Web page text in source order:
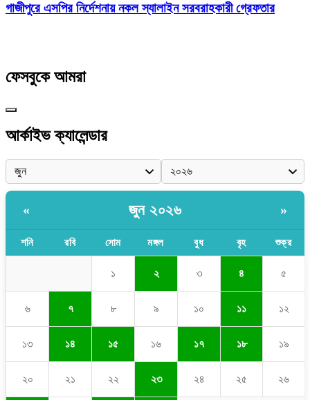
গাজীপুরে এসপির নির্দেশনায় নকল স্যালাইন সরবরাহকারী গ্রেফতার
ফেসবুকে আমরা
আর্কাইভ ক্যালেন্ডার
« জুন ২০২৬ »
শনি রবি সোম মঙ্গল বুধ বৃহ শুক্র
১ ২ ৩ ৪ ৫
৬ ৭ ৮ ৯ ১০ ১১ ১২
১৩ ১৪ ১৫ ১৬ ১৭ ১৮ ১৯
২০ ২১ ২২ ২৩ ২৪ ২৫ ২৬